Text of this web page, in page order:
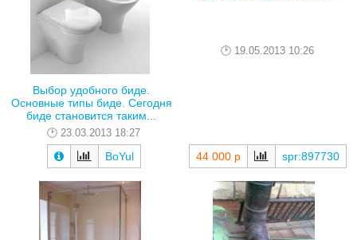
Выбор удобного биде.
Основные типы биде. Сегодня
биде становится таким...
23.03.2013 18:27
BoYul
19.05.2013 10:26
44 000 р spr:897730